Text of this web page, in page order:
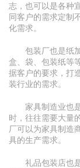
志，也可以是各种
同客户的需求定制
化需求。
包装厂也是纸
盒、袋、包装纸等
据客户的要求，打
装行业的需求。
家具制造业也
时，往往需要大量
厂可以为家具制造
具的生产需求。
礼品包装店也